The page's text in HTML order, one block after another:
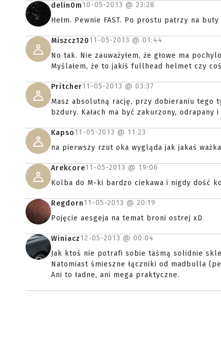
delin0m10-05-2013 @ 23:28
Hełm. Pewnie FAST. Po prostu patrzy na buty
Miszcz12011-05-2013 @ 01:44
No tak. Nie zauważyłem, że głowe ma
Myślałem, że to jakiś fullhead helmet czy
Pritcher11-05-2013 @ 03:37
Masz absolutną rację, przy dobieraniu tego
bzdury. Kałach ma być zakurzony,
Kapso11-05-2013 @ 11:23
na pierwszy rzut oka wygląda jak jakaś
Arekcore11-05-2013 @ 19:06
Kolba do M-ki bardzo ciekawa i nigdy dość
Regdorn11-05-2013 @ 20:19
Pojęcie aesgeja na temat broni ostrej xD
Winiacz12-05-2013 @ 00:04
Jak ktoś nie potrafi sobie taśmą solidnie
Natomiast śmieszne łączniki od madbulla
Ani to ładne, ani mega praktyczne.